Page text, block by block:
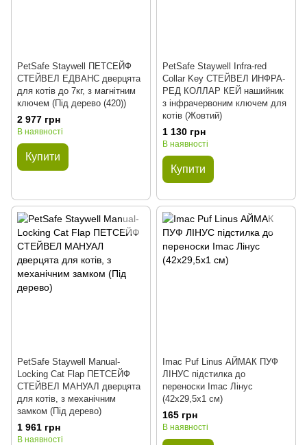
PetSafe Staywell ПЕТСЕЙФ
СТЕЙВЕЛ ЕДВАНС дверцята
для котів до 7кг, з магнітним
ключем (Під дерево (420))
2 977 грн
В наявності
Купити
PetSafe Staywell Infra-red
Collar Key СТЕЙВЕЛ ИНФРА-
РЕД КОЛЛАР КЕЙ нашийник
з інфрачервоним ключем для
котів (Жовтий)
1 130 грн
В наявності
Купити
PetSafe Staywell Manual-
Locking Cat Flap ПЕТСЕЙФ
СТЕЙВЕЛ МАНУАЛ дверцята
для котів, з механічним
замком (Під дерево)
1 961 грн
В наявності
Imac Puf Linus АЙМАК ПУФ
ЛІНУС підстилка до
переноски Imac Лінус
(42x29,5x1 см)
165 грн
В наявності